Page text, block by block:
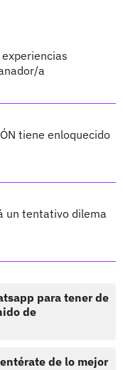
a
tiene enloquecido
un tentativo dilema
para tener de
de
de lo mejor